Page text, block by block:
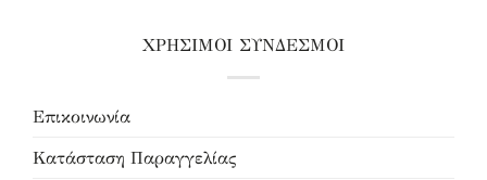
ΧΡΗΣΙΜΟΙ ΣΥΝΔΕΣΜΟΙ
Επικοινωνία
Κατάσταση Παραγγελίας